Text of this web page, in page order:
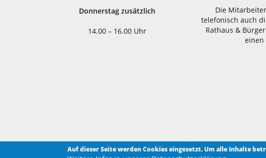
Donnerstag zusätzlich
14.00 – 16.00 Uhr
Die
telefonisch auch
Rathaus &
einen
Auf dieser Seite werden Cookies eingesetzt. Um alle Inhalte